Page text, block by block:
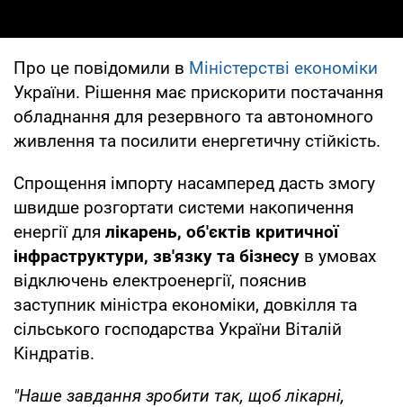
Про це повідомили в Міністерстві економіки
України. Рішення має прискорити постачання
обладнання для резервного та автономного
живлення та посилити енергетичну стійкість.
Спрощення імпорту насамперед дасть змогу
швидше розгортати системи накопичення
енергії для лікарень, об'єктів критичної
інфраструктури, зв'язку та бізнесу в умовах
відключень електроенергії, пояснив
заступник міністра економіки, довкілля та
сільського господарства України Віталій
Кіндратів.
"Наше завдання зробити так, щоб лікарні,